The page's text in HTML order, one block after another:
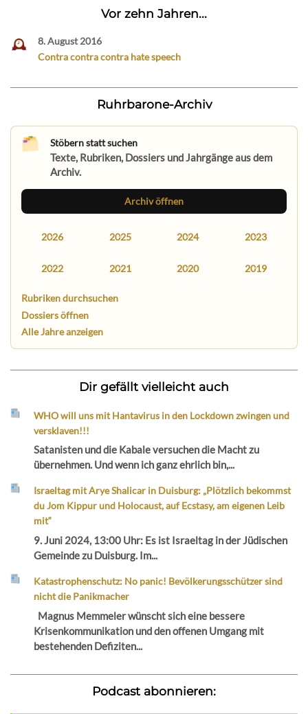
Vor zehn Jahren...
8. August 2016
Contra contra contra hate speech
Ruhrbarone-Archiv
Stöbern statt suchen
Texte, Rubriken, Dossiers und Jahrgänge aus dem
Archiv.
Archiv öffnen
2026 2025 2024 2023
2022 2021 2020 2019
Rubriken durchsuchen
Dossiers öffnen
Alle Jahre anzeigen
Dir gefällt vielleicht auch
WHO will uns mit Hantavirus in den Lockdown zwingen und
versklaven!!!
Satanisten und die Kabale versuchen die Macht zu
übernehmen. Und wenn ich ganz ehrlich bin,...
Israeltag mit Arye Shalicar in Duisburg: „Plötzlich bekommst
du Jom Kippur und Holocaust, auf Ecstasy, am eigenen Leib
mit“
9. Juni 2024, 13:00 Uhr: Es ist Israeltag in der Jüdischen
Gemeinde zu Duisburg. Im...
Katastrophenschutz: No panic! Bevölkerungsschützer sind
nicht die Panikmacher
Magnus Memmeler wünscht sich eine bessere
Krisenkommunikation und den offenen Umgang mit
bestehenden Defiziten...
Podcast abonnieren: